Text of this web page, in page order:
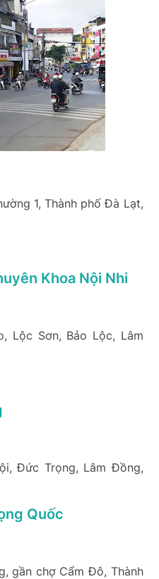
1, Thành phố Đà Lạt,
Khoa Nội Nhi
Lộc Sơn, Bảo Lộc, Lâm
Đức Trọng, Lâm Đồng,
Quốc
gần chợ Cẩm Đô, Thành